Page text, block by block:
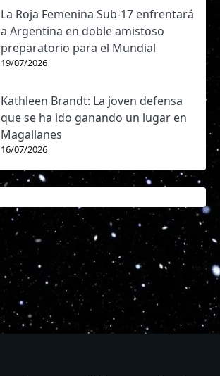
La Roja Femenina Sub-17 enfrentará
a Argentina en doble amistoso
preparatorio para el Mundial
19/07/2026
Kathleen Brandt: La joven defensa
que se ha ido ganando un lugar en
Magallanes
16/07/2026